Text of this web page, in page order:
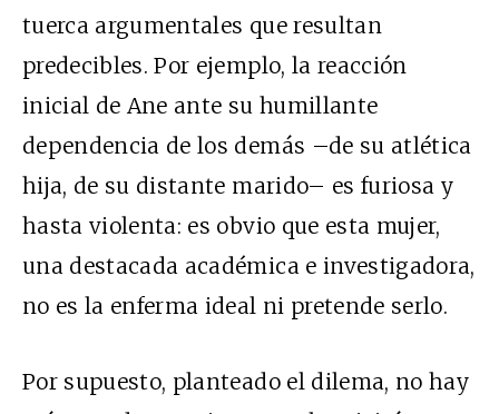
tuerca argumentales que resultan
predecibles. Por ejemplo, la reacción
inicial de Ane ante su humillante
dependencia de los demás –de su atlética
hija, de su distante marido– es furiosa y
hasta violenta: es obvio que esta mujer,
una destacada académica e investigadora,
no es la enferma ideal ni pretende serlo.
Por supuesto, planteado el dilema, no hay